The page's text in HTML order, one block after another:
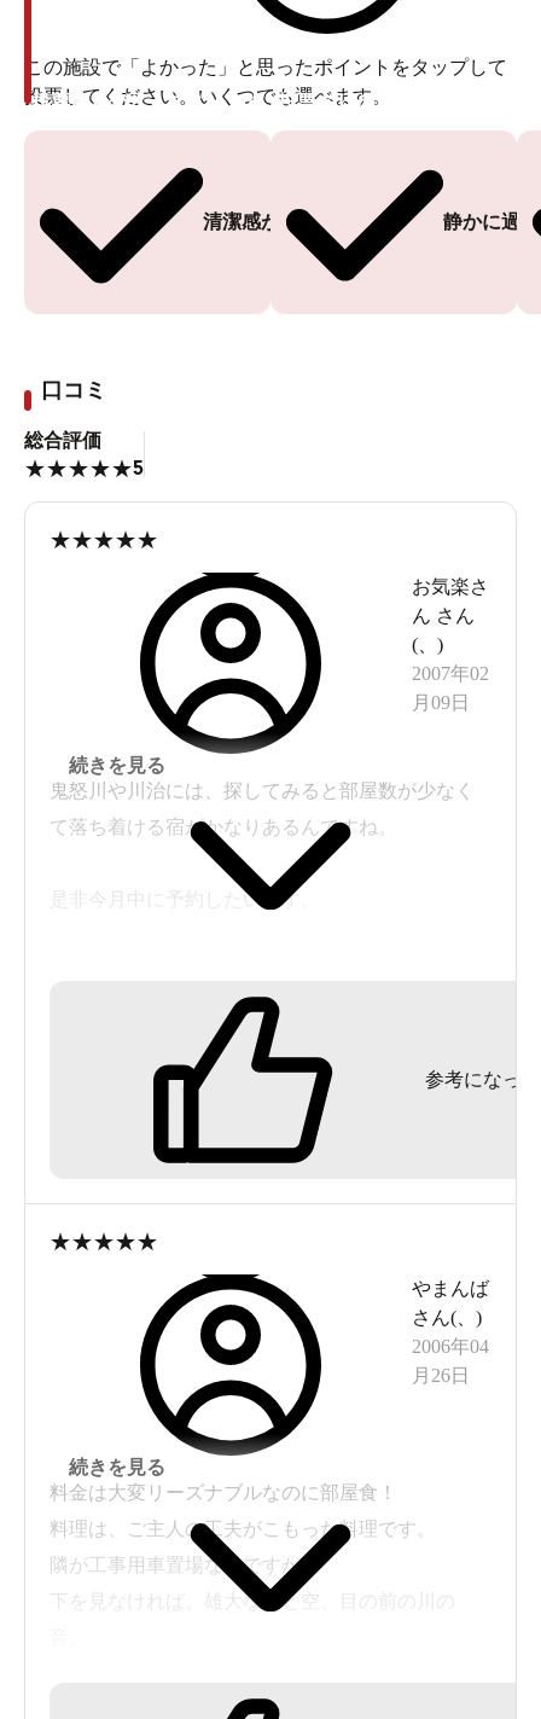
この施設で「よかった」と思ったポイントをタップして
投票してください。いくつでも選べます。
清潔感がある
投票ありがとうございます
静かに過
投票ありがとうございます
口コミ
総合評価
★★★★★5
★★★★★
お気楽さ
ん さん
(
)
2007年02
月09日
鬼怒川や川治には、探してみると部屋数が少なく
て落ち着ける宿がかなりあるんですね。
是非今月中に予約したいです。
構！ 体裁ばかりのつくりわらいも要りません、
量ばかりの宴会料理も必要ありません。）
（そして何より深夜まで続くカラオケやコンパニ
オン嬢、マージャン音。これは騒音公害の最たる
りとお休みになりたい大切な日に、隣が大騒音の
部屋をあてがいますか?）
ニュー川治さんには、真心と自然な朗らかさを感
どうか、適当に微笑み、ちょっとお話下さり、あ
とはほおって置いて下さい。ポヤーンとくつろが
せて頂きます。
続きを見る
参考になった
★★★★★
やまんば
さん(
)
2006年04
月26日
料金は大変リーズナブルなのに部屋食！
料理は、ご主人の工夫がこもった料理です。
隣が工事用車置場なんですが、
下を見なければ、雄大な山と空、目の前の川の
続きを見る